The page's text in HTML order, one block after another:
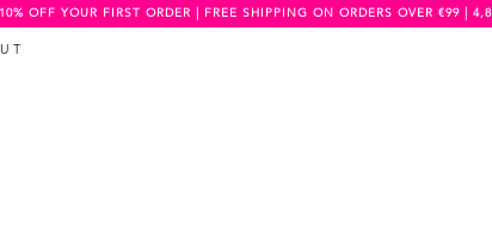
T
OFF YOUR FIRST ORDER | FREE SHIPPING ON ORDERS OVER €99 |